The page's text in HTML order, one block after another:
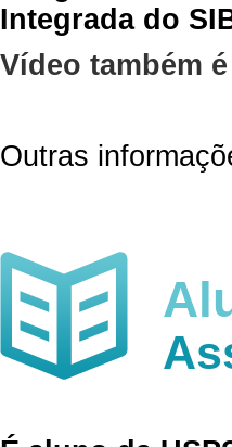
Integrada do
Vídeo também
Outras